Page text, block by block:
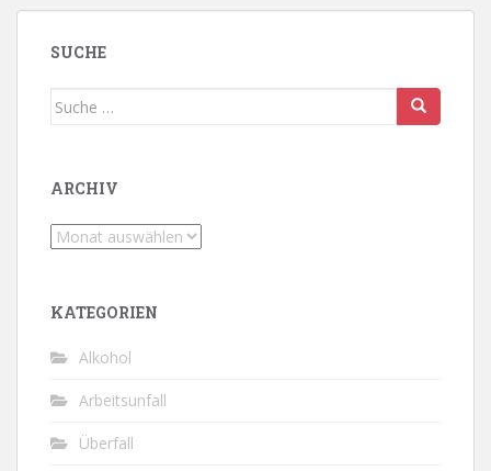
SUCHE
Suche
ARCHIV
Archiv
KATEGORIEN
Alkohol
Arbeitsunfall
Überfall